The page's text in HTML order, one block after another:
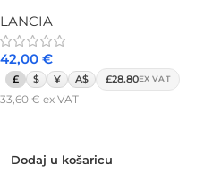
LANCIA
42,00 €
£ $ ¥ A$ £28.80EX VAT
33,60 € ex VAT
Dodaj u košaricu